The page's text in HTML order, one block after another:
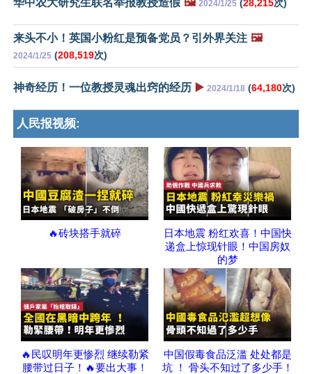
2024/1/25 (28,215次)
来头不小！英国小粉红是预备党员？引外界关注 🖼️
2024/1/25 (208,519次)
神奇经历！一位教授灵魂出窍的经历 ▶️ 2024/1/18 (64,180次)
人民报视频:
🔥砖块搭手就碎
日本地震 粉红欢喜！中国快
递盒上惊现针眼！中国房奴
的梦
🔥民叹明年更惨烈 继续勒紧
腰带过日子！🔥要出大事！
中国假毒食品泛滥 处处都是
坑 ！ 骨头不知过了多少手！